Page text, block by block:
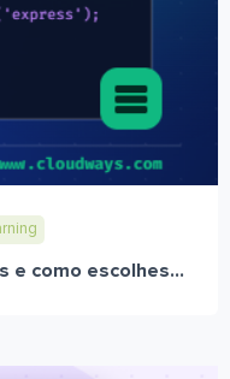
e como escolhes...